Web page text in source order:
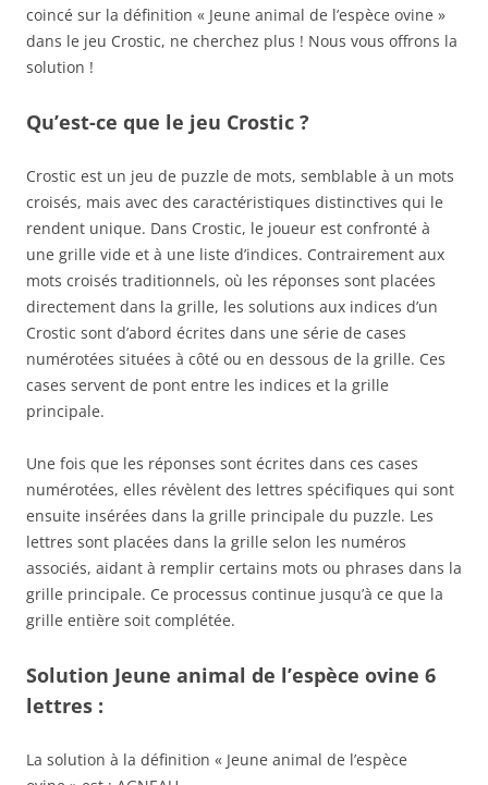
coincé sur la définition « Jeune animal de l’espèce ovine »
dans le jeu Crostic, ne cherchez plus ! Nous vous offrons la
solution !
Qu’est-ce que le jeu Crostic ?
Crostic est un jeu de puzzle de mots, semblable à un mots
croisés, mais avec des caractéristiques distinctives qui le
rendent unique. Dans Crostic, le joueur est confronté à
une grille vide et à une liste d’indices. Contrairement aux
mots croisés traditionnels, où les réponses sont placées
directement dans la grille, les solutions aux indices d’un
Crostic sont d’abord écrites dans une série de cases
numérotées situées à côté ou en dessous de la grille. Ces
cases servent de pont entre les indices et la grille
principale.
Une fois que les réponses sont écrites dans ces cases
numérotées, elles révèlent des lettres spécifiques qui sont
ensuite insérées dans la grille principale du puzzle. Les
lettres sont placées dans la grille selon les numéros
associés, aidant à remplir certains mots ou phrases dans la
grille principale. Ce processus continue jusqu’à ce que la
grille entière soit complétée.
Solution Jeune animal de l’espèce ovine 6
lettres :
La solution à la définition « Jeune animal de l’espèce